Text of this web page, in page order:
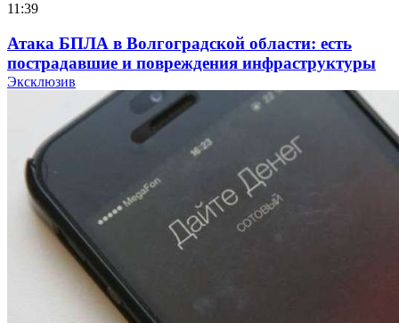
11:39
Атака БПЛА в Волгоградской области: есть
пострадавшие и повреждения инфраструктуры
Волгоградские вузы в топе зарплатного
рейтинга: ВолгГТУ и ВолгГМУ вошли в топ‑15
для химической отрасли и фармацевтики
18:39
В Красноармейском районе Волгограда стартует
конкурс на ремонт моста через Волго‑Донской
судоходный канал
Эксклюзив